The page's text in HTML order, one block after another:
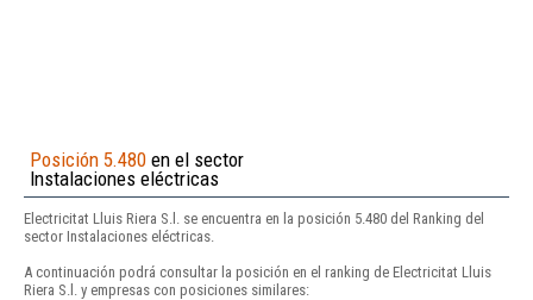
Posición 5.480 en el sector
Instalaciones eléctricas
Electricitat Lluis Riera S.l. se encuentra en la posición 5.480 del Ranking del
sector Instalaciones eléctricas.
A continuación podrá consultar la posición en el ranking de Electricitat Lluis
Riera S.l. y empresas con posiciones similares: